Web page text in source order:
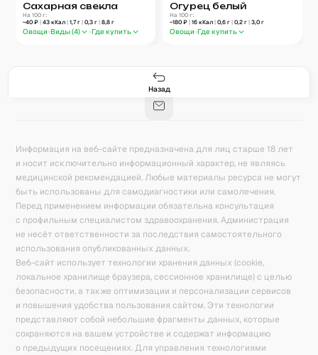
Сахарная свекла
На 100 г:
~40 ₽| 43 кКал| 1,7г| 0,3 г| 8,8 г
Овощи Виды (4) Где купить
Огурец белый
На 100 г:
~180 ₽ | 16 кКал | 0,6 г | 0,2 г | 3,0 г
Овощи Где купить
Назад
171
Калькулятор калорий
Информация на веб-сайте предназначена для лиц старше 18 лет
и носит исключительно информационный характер, не являясь
медицинской рекомендацией. Любые материалы ресурса не могут
быть использованы для самодиагностики или самолечения.
Перед применением информации обязательна консультация
с профильным специалистом здравоохранения. Администрация
не несёт ответственности за последствия самостоятельного
использования опубликованных данных.
Веб-сайт использует технологии хранения данных (cookie,
локальное хранилище браузера, сессионное хранилище) с целью
безопасности, а также оптимизации и персонализации сервисов
и повышения удобства пользования сайтом. Эти технологии
представляют собой небольшие фрагменты данных, которые
сохраняются на вашем устройстве и содержат информацию
о предыдущих посещениях. Для управления технологиями